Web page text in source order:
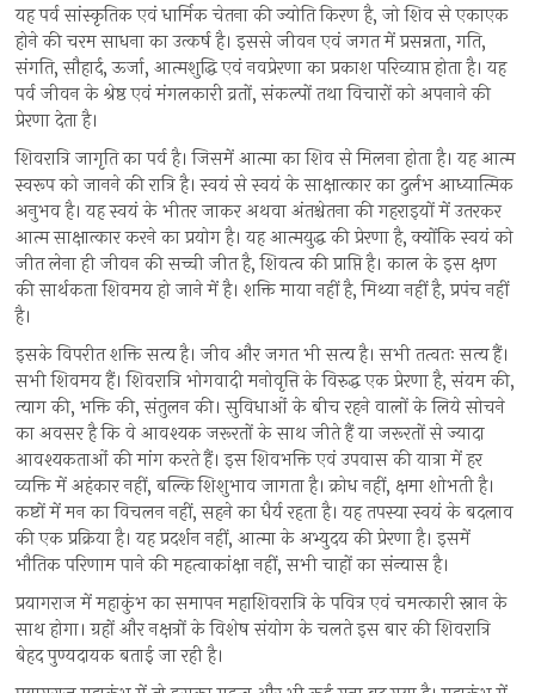
यह पर्व सांस्कृतिक एवं धार्मिक चेतना की ज्योति किरण है, जो शिव से एकाएक
होने की चरम साधना का उत्कर्ष है। इससे जीवन एवं जगत में प्रसन्नता, गति,
संगति, सौहार्द, ऊर्जा, आत्मशुद्धि एवं नवप्रेरणा का प्रकाश परिव्याप्त होता है। यह
पर्व जीवन के श्रेष्ठ एवं मंगलकारी व्रतों, संकल्पों तथा विचारों को अपनाने की
प्रेरणा देता है।
शिवरात्रि जागृति का पर्व है। जिसमें आत्मा का शिव से मिलना होता है। यह आत्म
स्वरूप को जानने की रात्रि है। स्वयं से स्वयं के साक्षात्कार का दुर्लभ आध्यात्मिक
अनुभव है। यह स्वयं के भीतर जाकर अथवा अंतश्चेतना की गहराइयों में उतरकर
आत्म साक्षात्कार करने का प्रयोग है। यह आत्मयुद्ध की प्रेरणा है, क्योंकि स्वयं को
जीत लेना ही जीवन की सच्ची जीत है, शिवत्व की प्राप्ति है। काल के इस क्षण
की सार्थकता शिवमय हो जाने में है। शक्ति माया नहीं है, मिथ्या नहीं है, प्रपंच नहीं
है।
इसके विपरीत शक्ति सत्य है। जीव और जगत भी सत्य है। सभी तत्वतः सत्य हैं।
सभी शिवमय हैं। शिवरात्रि भोगवादी मनोवृत्ति के विरुद्ध एक प्रेरणा है, संयम की,
त्याग की, भक्ति की, संतुलन की। सुविधाओं के बीच रहने वालों के लिये सोचने
का अवसर है कि वे आवश्यक जरूरतों के साथ जीते हैं या जरूरतों से ज्यादा
आवश्यकताओं की मांग करते हैं। इस शिवभक्ति एवं उपवास की यात्रा में हर
व्यक्ति में अहंकार नहीं, बल्कि शिशुभाव जागता है। क्रोध नहीं, क्षमा शोभती है।
कष्टों में मन का विचलन नहीं, सहने का धैर्य रहता है। यह तपस्या स्वयं के बदलाव
की एक प्रक्रिया है। यह प्रदर्शन नहीं, आत्मा के अभ्युदय की प्रेरणा है। इसमें
भौतिक परिणाम पाने की महत्वाकांक्षा नहीं, सभी चाहों का संन्यास है।
प्रयागराज में महाकुंभ का समापन महाशिवरात्रि के पवित्र एवं चमत्कारी स्नान के
साथ होगा। ग्रहों और नक्षत्रों के विशेष संयोग के चलते इस बार की शिवरात्रि
बेहद पुण्यदायक बताई जा रही है।